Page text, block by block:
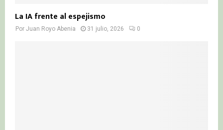
La IA frente al espejismo
Por Juan Royo Abenia 31 julio, 2026 0